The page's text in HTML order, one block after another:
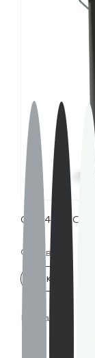
и эмали
ОС-74-01
Фасовка:
25 кг
Цвета: